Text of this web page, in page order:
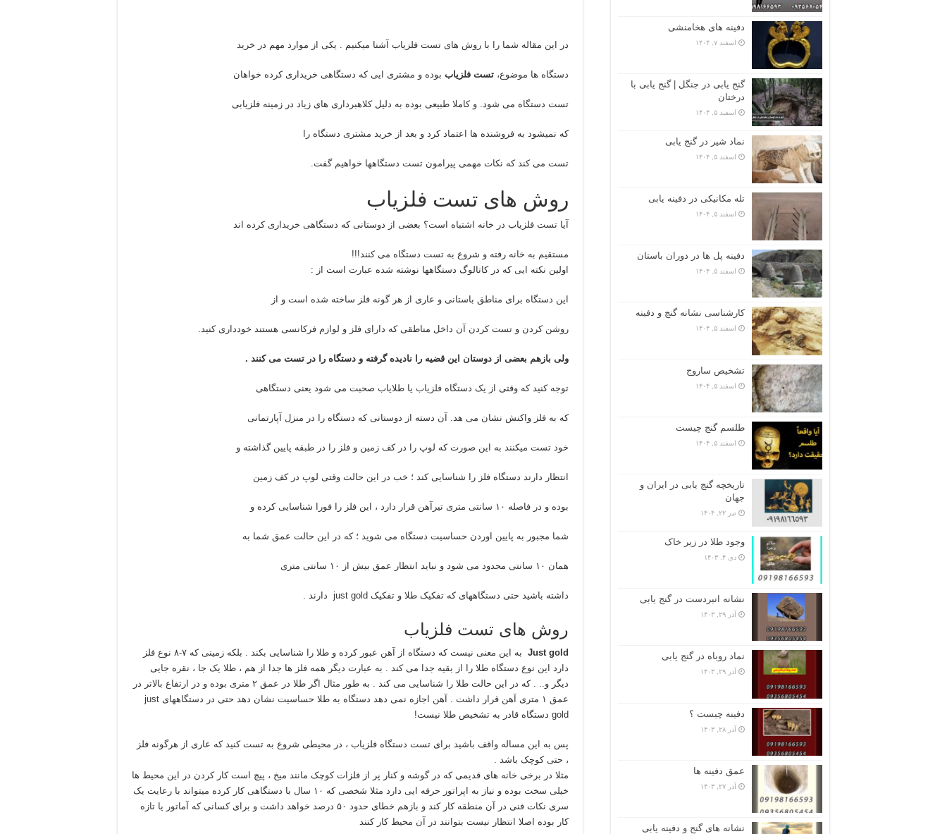
در این مقاله شما را با روش های تست فلزیاب آشنا میکنیم . یکی از موارد مهم در خرید
دستگاه ها موضوع، تست فلزیاب بوده و مشتری ایی که دستگاهی خریداری کرده خواهان
تست دستگاه می شود. و کاملا طبیعی بوده به دلیل کلاهبرداری های زیاد در زمینه فلزیابی
که نمیشود به فروشنده ها اعتماد کرد و بعد از خرید مشتری دستگاه را
تست می کند که نکات مهمی پیرامون تست دستگاهها خواهیم گفت.
روش های تست فلزیاب
آیا تست فلزیاب در خانه اشتباه است؟ بعضی از دوستانی که دستگاهی خریداری کرده اند
مستقیم به خانه رفته و شروع به تست دستگاه می کنند!!!
اولین نکته ایی که در کاتالوگ دستگاهها نوشته شده عبارت است از :
این دستگاه برای مناطق باستانی و عاری از هر گونه فلز ساخته شده است و از
روشن کردن و تست کردن آن داخل مناطقی که دارای فلز و لوازم فرکانسی هستند خودداری کنید.
ولی بازهم بعضی از دوستان این قضیه را نادیده گرفته و دستگاه را در تست می کنند .
توجه کنید که وقتی از یک دستگاه فلزیاب یا طلایاب صحبت می شود یعنی دستگاهی
که به فلز واکنش نشان می هد. آن دسته از دوستانی که دستگاه را در منزل آپارتمانی
خود تست میکنند به این صورت که لوپ را در کف زمین و فلز را در طبقه پایین گذاشته و
انتظار دارند دستگاه فلز را شناسایی کند ؛ خب در این حالت وقتی لوپ در کف زمین
بوده و در فاصله ۱۰ سانتی متری تیرآهن قرار دارد ، این فلز را فورا شناسایی کرده و
شما مجبور به پایین اوردن حساسیت دستگاه می شوید ؛ که در این حالت عمق شما به
همان ۱۰ سانتی محدود می شود و نباید انتظار عمق بیش از ۱۰ سانتی متری
داشته باشید حتی دستگاههای که تفکیک طلا و تفکیک just gold دارند .
روش های تست فلزیاب
Just gold
به این معنی نیست که دستگاه از آهن عبور کرده و طلا را شناسایی بکند . بلکه زمینی که ۷-۸ نوع فلز
دارد این نوع دستگاه طلا را از بقیه جدا می کند . به عبارت دیگر همه فلز ها جدا از هم ، طلا یک جا ، نقره جایی
دیگر و.. . که در این حالت طلا را شناسایی می کند . به طور مثال اگر طلا در عمق ۲ متری بوده و در ارتفاع بالاتر در
عمق ۱ متری آهن قرار داشت . آهن اجازه نمی دهد دستگاه به طلا حساسیت نشان دهد حتی در دستگاههای just
gold دستگاه قادر به تشخیص طلا نیست!
پس به این مساله واقف باشید برای تست دستگاه فلزیاب ، در محیطی شروع به تست کنید که عاری از هرگونه فلز
، حتی کوچک باشد .
مثلا در برخی خانه های قدیمی که در گوشه و کنار پر از فلزات کوچک مانند میخ ، پیچ است کار کردن در این محیط ها
خیلی سخت بوده و نیاز به اپراتور حرفه ایی دارد مثلا شخصی که ۱۰ سال با دستگاهی کار کرده میتواند با رعایت یک
سری نکات فنی در آن منطقه کار کند و بازهم خطای حدود ۵۰ درصد خواهد داشت و برای کسانی که آماتور یا تازه
کار بوده اصلا انتظار نیست بتوانند در آن محیط کار کنند
دفینه های هخامنشی
اسفند ۷, ۱۴۰۴
گنج یابی در جنگل | گنج یابی با
درختان
اسفند ۵, ۱۴۰۴
نماد شیر در گنج یابی
اسفند ۵, ۱۴۰۴
تله مکانیکی در دفینه یابی
اسفند ۵, ۱۴۰۴
دفینه پل ها در دوران باستان
اسفند ۵, ۱۴۰۴
کارشناسی نشانه گنج و دفینه
اسفند ۵, ۱۴۰۴
تشخیص ساروج
اسفند ۵, ۱۴۰۴
طلسم گنج چیست
اسفند ۵, ۱۴۰۴
تاریخچه گنج‌ یابی در ایران و
جهان
تیر ۲۲, ۱۴۰۴
وجود طلا در زیر خاک
دی ۴, ۱۴۰۳
نشانه انبردست در گنج یابی
آذر ۲۹, ۱۴۰۳
نماد روباه در گنج یابی
آذر ۲۹, ۱۴۰۳
دفینه چیست ؟
آذر ۲۸, ۱۴۰۳
عمق دفینه ها
آذر ۲۷, ۱۴۰۳
نشانه های گنج و دفینه یابی